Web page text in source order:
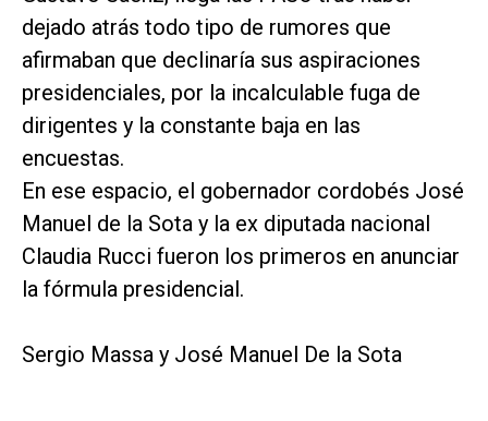
dejado atrás todo tipo de rumores que
afirmaban que declinaría sus aspiraciones
presidenciales, por la incalculable fuga de
dirigentes y la constante baja en las
encuestas.
En ese espacio, el gobernador cordobés José
Manuel de la Sota y la ex diputada nacional
Claudia Rucci fueron los primeros en anunciar
la fórmula presidencial.
Sergio Massa y José Manuel De la Sota